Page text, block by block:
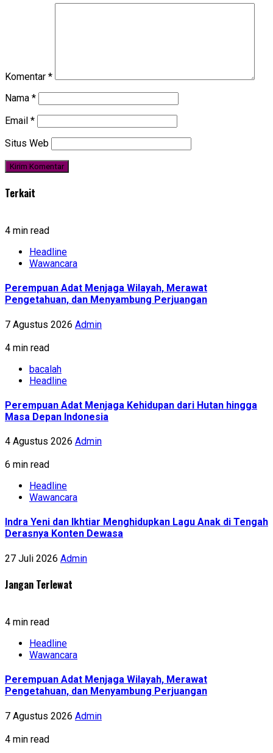
Komentar *
Nama *
Email *
Situs Web
Terkait
4 min read
Headline
Wawancara
Perempuan Adat Menjaga Wilayah, Merawat
Pengetahuan, dan Menyambung Perjuangan
7 Agustus 2026 Admin
4 min read
bacalah
Headline
Perempuan Adat Menjaga Kehidupan dari Hutan hingga
Masa Depan Indonesia
4 Agustus 2026 Admin
6 min read
Headline
Wawancara
Indra Yeni dan Ikhtiar Menghidupkan Lagu Anak di Tengah
Derasnya Konten Dewasa
27 Juli 2026 Admin
Jangan Terlewat
4 min read
Headline
Wawancara
Perempuan Adat Menjaga Wilayah, Merawat
Pengetahuan, dan Menyambung Perjuangan
7 Agustus 2026 Admin
4 min read